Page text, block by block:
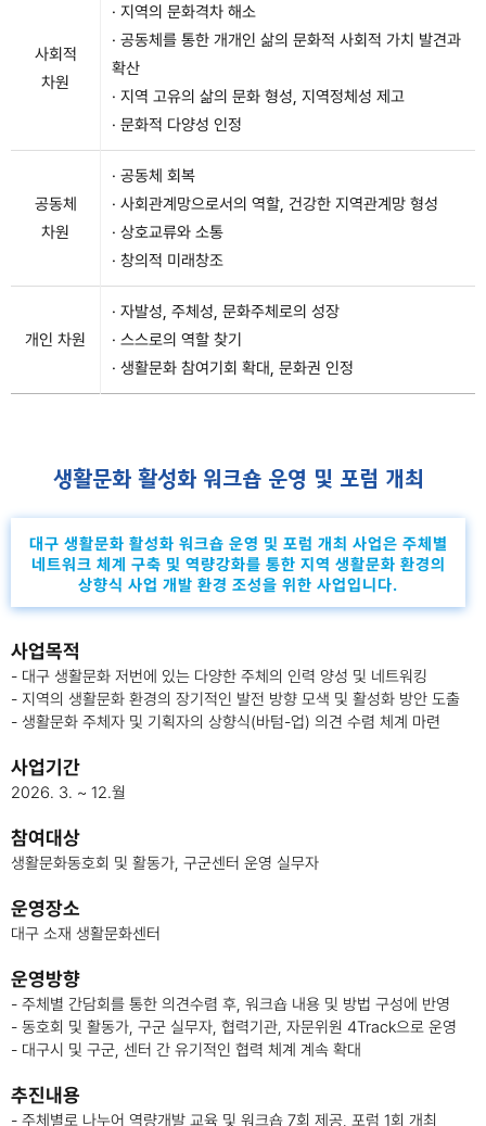
사회적
차원
· 지역의 문화격차 해소
· 공동체를 통한 개개인 삶의 문화적 사회적 가치 발견과
확산
· 지역 고유의 삶의 문화 형성, 지역정체성 제고
· 문화적 다양성 인정
공동체
차원
· 공동체 회복
· 사회관계망으로서의 역할, 건강한 지역관계망 형성
· 상호교류와 소통
· 창의적 미래창조
개인 차원
· 자발성, 주체성, 문화주체로의 성장
· 스스로의 역할 찾기
· 생활문화 참여기회 확대, 문화권 인정
생활문화 활성화 워크숍 운영 및 포럼 개최
대구 생활문화 활성화 워크숍 운영 및 포럼 개최 사업은 주체별
네트워크 체계 구축 및 역량강화를 통한 지역 생활문화 환경의
상향식 사업 개발 환경 조성을 위한 사업입니다.
사업목적
- 대구 생활문화 저번에 있는 다양한 주체의 인력 양성 및 네트워킹
- 지역의 생활문화 환경의 장기적인 발전 방향 모색 및 활성화 방안 도출
- 생활문화 주체자 및 기획자의 상향식(바텀-업) 의견 수렴 체계 마련
사업기간
2026. 3. ~ 12.월
참여대상
생활문화동호회 및 활동가, 구군센터 운영 실무자
운영장소
대구 소재 생활문화센터
운영방향
- 주체별 간담회를 통한 의견수렴 후, 워크숍 내용 및 방법 구성에 반영
- 동호회 및 활동가, 구군 실무자, 협력기관, 자문위원 4Track으로 운영
- 대구시 및 구군, 센터 간 유기적인 협력 체계 계속 확대
추진내용
- 주체별로 나누어 역량개발 교육 및 워크숍 7회 제공, 포럼 1회 개최